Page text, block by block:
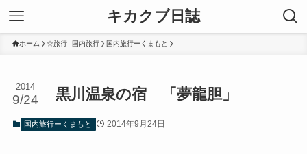
キカクブ日誌
ホーム ☆旅行─国内旅行 国内旅行ーくまもと
黒川温泉の宿 「夢龍胆」
2014
9/24
国内旅行ーくまもと 2014年9月24日